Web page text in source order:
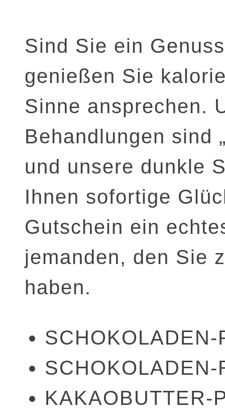
Sind Sie ein
genießen Sie
Sinne ansprechen.
Behandlungen sind
und unsere dunkle
Ihnen sofortige
Gutschein ein
jemanden, den Sie
haben.
SCHOKOLADEN-
SCHOKOLADEN-
KAKAOBUTTER-